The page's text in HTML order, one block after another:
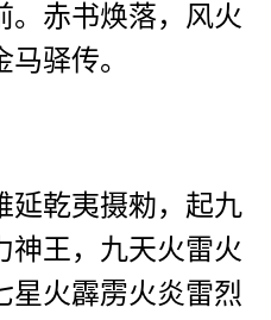
。赤书焕落，风火
驿传。
延乾夷摄勑，起九
神王，九天火雷火
星火霹雳火炎雷烈